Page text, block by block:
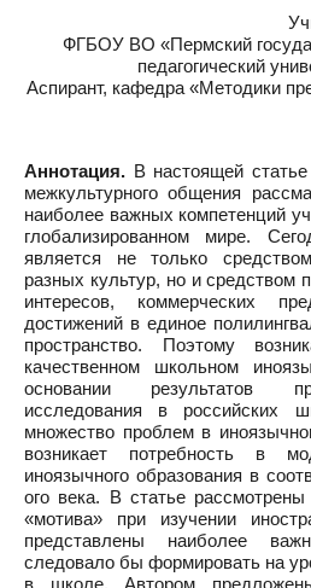
ФГБОУ ВО «Пермский
педагогический
Аспирант, кафедра «Методики
Аннотация. В настоящей
межкультурного общения
наиболее важных компетенций
глобализированном мире.
является не только
разных культур, но и средством
интересов, коммерческих
достижений в единое
пространство. Поэтому
качественном школьном
основании результатов
исследования в российских
множество проблем в
возникает потребность в
иноязычного образования в
ого века. В статье
«мотива» при изучении
представлены наиболее
следовало бы формировать на
в школе. Автором